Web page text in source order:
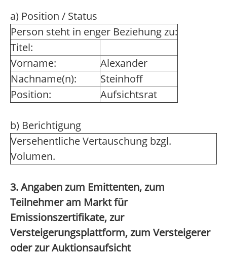
a) Position / Status
Person steht in enger Beziehung zu:
Titel:
Vorname:
Alexander
Nachname(n):
Steinhoff
Position:
Aufsichtsrat
b) Berichtigung
Versehentliche Vertauschung bzgl.
Volumen.
3. Angaben zum Emittenten, zum
Teilnehmer am Markt für
Emissionszertifikate, zur
Versteigerungsplattform, zum Versteigerer
oder zur Auktionsaufsicht